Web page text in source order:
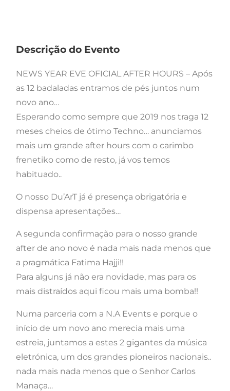
Descrição do Evento
NEWS YEAR EVE OFICIAL AFTER HOURS – Após
as 12 badaladas entramos de pés juntos num
novo ano…
Esperando como sempre que 2019 nos traga 12
meses cheios de ótimo Techno… anunciamos
mais um grande after hours com o carimbo
frenetiko como de resto, já vos temos
habituado..
O nosso Du’ArT já é presença obrigatória e
dispensa apresentações…
A segunda confirmação para o nosso grande
after de ano novo é nada mais nada menos que
a pragmática Fatima Hajji!!
Para alguns já não era novidade, mas para os
mais distraídos aqui ficou mais uma bomba!!
Numa parceria com a N.A Events e porque o
início de um novo ano merecia mais uma
estreia, juntamos a estes 2 gigantes da música
eletrónica, um dos grandes pioneiros nacionais..
nada mais nada menos que o Senhor Carlos
Manaça…